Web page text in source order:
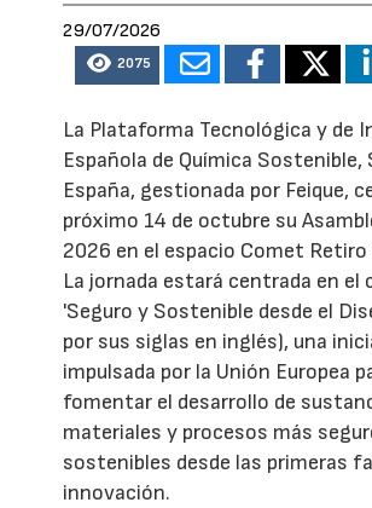
29/07/2026
2075
La Plataforma Tecnológica y de
Española de Química Sostenible,
España, gestionada por Feique,
próximo 14 de octubre su
2026 en el espacio Comet Retiro
La jornada estará centrada en el
'Seguro y Sostenible desde el
por sus siglas en inglés), una
impulsada por la Unión Europea
fomentar el desarrollo de
materiales y procesos más
sostenibles desde las primeras
innovación.